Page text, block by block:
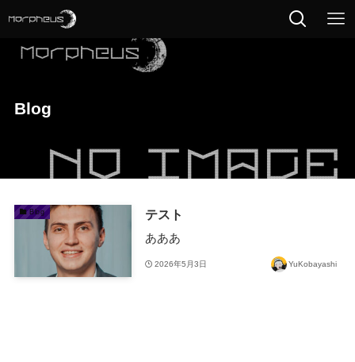
Blog
Blog テスト
あああ
2026年5月3日 YuKobayashi